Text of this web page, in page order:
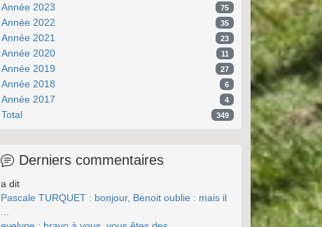
Année 2023 75
Année 2022 35
Année 2021 23
Année 2020 11
Année 2019 27
Année 2018 6
Année 2017 4
Total 349
Derniers commentaires
a dit
Pascale TURQUET : bonjour, Benoit oublie : mais il